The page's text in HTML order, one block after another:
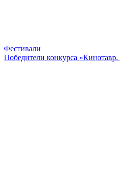
Фестивали
Победители конкурса